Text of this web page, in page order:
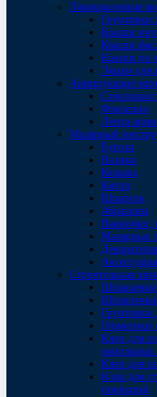
Лакокрасочные
Грунтовки
Краски
Краски
Краски по
Эмали для
Армирующие
Флизелин
Лента
Малярный
Бугели
Валики
Кельмы
Кисти
Шпатели
Абразивы
Ванночки,
Малярные
Строительная
Шпаклевки
Шпаклевки
Грунтовки
Герметики
Клеи для
напольных
Клеи для
Клеи для
покрытий